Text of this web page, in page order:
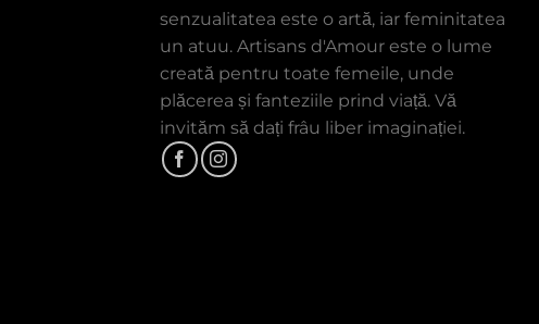
senzualitatea este o artă, iar feminitatea
un atuu. Artisans d'Amour este o lume
creată pentru toate femeile, unde
plăcerea și fanteziile prind viață. Vă
invităm să dați frâu liber imaginației.